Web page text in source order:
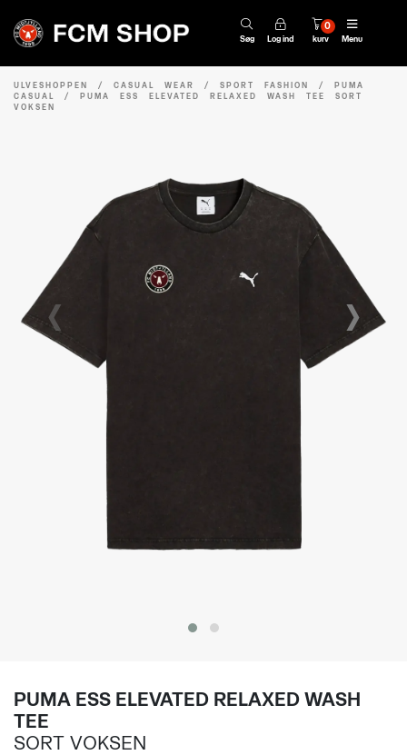
Søg Log ind kurv
0
Menu
ULVESHOPPEN / CASUAL WEAR / SPORT FASHION / PUMA
CASUAL / PUMA ESS ELEVATED RELAXED WASH TEE SORT
VOKSEN
‹ ›
PUMA ESS ELEVATED RELAXED WASH
TEE
SORT VOKSEN